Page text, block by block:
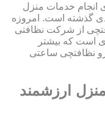
انجام خدمات منزل
گذشته است. امروزه
از شرکت نظافتی
است که بیشتر
نظافتچی ساعتی
ارزشمند